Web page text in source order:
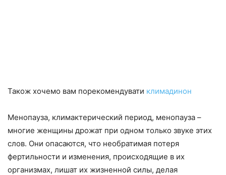
Також хочемо вам порекомендувати климадинон
Менопауза, климактерический период, менопауза –
многие женщины дрожат при одном только звуке этих
слов. Они опасаются, что необратимая потеря
фертильности и изменения, происходящие в их
организмах, лишат их жизненной силы, делая